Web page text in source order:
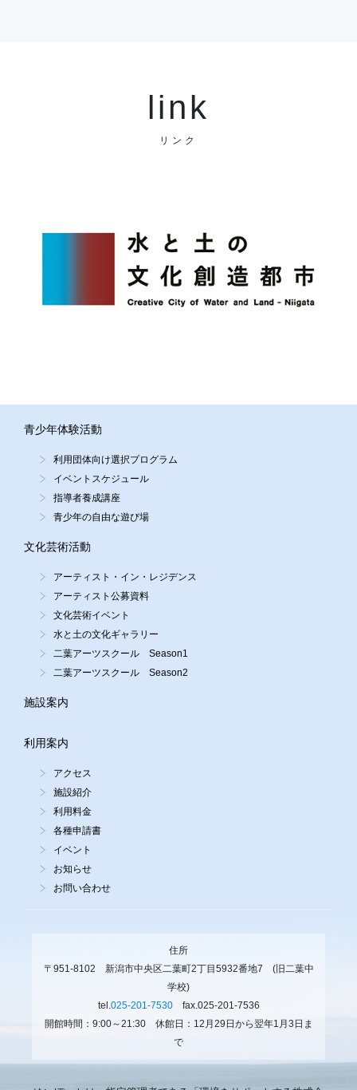
link
リンク
青少年体験活動
利用団体向け選択プログラム
イベントスケジュール
指導者養成講座
青少年の自由な遊び場
文化芸術活動
アーティスト・イン・レジデンス
アーティスト公募資料
文化芸術イベント
水と土の文化ギャラリー
二葉アーツスクール Season1
二葉アーツスクール Season2
施設案内
利用案内
アクセス
施設紹介
利用料金
各種申請書
イベント
お知らせ
お問い合わせ
住所
〒951-8102 新潟市中央区二葉町2丁目5932番地7 (旧二葉中
学校)
tel.025-201-7530fax.025-201-7536
開館時間：9:00～21:30 休館日：12月29日から翌年1月3日ま
で